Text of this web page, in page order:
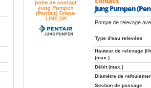
Jung Pumpen
Pompe de relevage
Type d'eau relevées
Hauteur de relevage
(max.)
Débit (max.)
Diamètre de
Section de passage